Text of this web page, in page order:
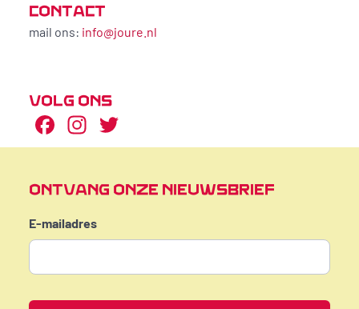
CONTACT
mail ons: info@joure.nl
VOLG ONS
Facebook
Instagram
ONTVANG ONZE NIEUWSBRIEF
E-mailadres